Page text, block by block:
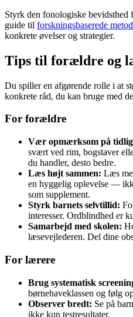
Styrk den fonologiske
guide til forskningsbaserede
konkrete øvelser og strategier.
Tips til forældre og
Du spiller en afgørende rolle i at
konkrete råd, du kan bruge med
For forældre
Vær opmærksom på
svært ved rim, bogstaver
du handler, desto bedre.
Læs højt sammen: Læs
en hyggelig oplevelse —
som supplement.
Styrk barnets selvtillid:
interesser. Ordblindhed er
Samarbejd med skolen:
læsevejlederen. Del dine
For lærere
Brug systematisk
børnehaveklassen og følg
Observer bredt: Se på
ikke kun testresultater.